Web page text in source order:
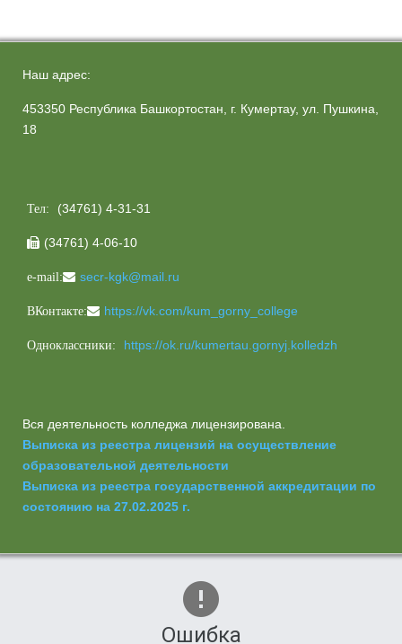
Наш адрес:
453350 Республика Башкортостан, г. Кумертау, ул. Пушкина,
18
Тел: (34761) 4-31-31
 (34761) 4-06-10
e-mail: secr-kgk@mail.ru
ВКонтакте: https://vk.com/kum_gorny_college
Одноклассники: https://ok.ru/kumertau.gornyj.kolledzh
Вся деятельность колледжа лицензирована.
Выписка из реестра лицензий на осуществление
образовательной деятельности
Выписка из реестра государственной аккредитации по
состоянию на 27.02.2025 г.
Ошибка